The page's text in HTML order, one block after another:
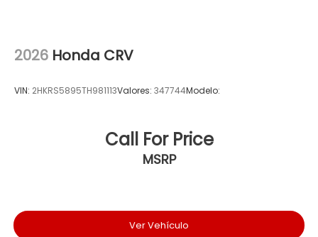
2026 Honda CRV
VIN: 2HKRS5895TH981113Valores: 347744Modelo:
Call For Price
MSRP
Ver Vehículo